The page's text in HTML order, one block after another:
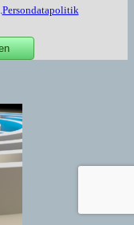
Persondatapolitik